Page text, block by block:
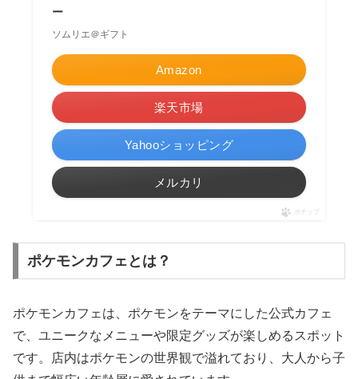
ー
ソムリエ＠ギフト
Amazon
楽天市場
Yahooショッピング
メルカリ
ポチップ
ポケモンカフェとは？
ポケモンカフェは、ポケモンをテーマにした公式カフェ
で、ユニークなメニューや限定グッズが楽しめるスポット
です。店内はポケモンの世界観で溢れており、大人から子